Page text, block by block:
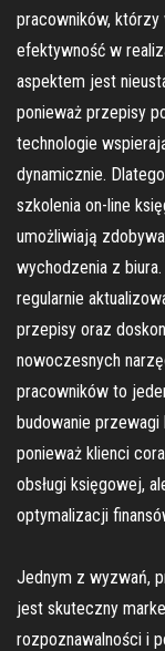
pracowników, którzy
efektywność w
aspektem jest
ponieważ przepisy
technologie
dynamicznie.
szkolenia on-line
umożliwiają
wychodzenia z
regularnie
przepisy oraz
nowoczesnych
pracowników to
budowanie przewagi
ponieważ klienci
obsługi księgowej,
optymalizacji
Jednym z wyzwań,
jest skuteczny
rozpoznawalności i